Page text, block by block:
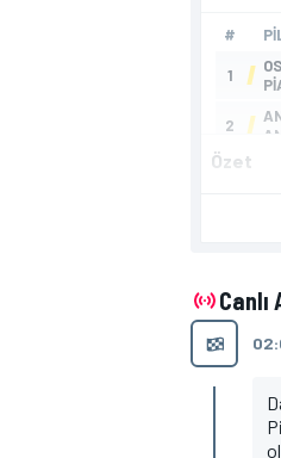
Özet
Canlı